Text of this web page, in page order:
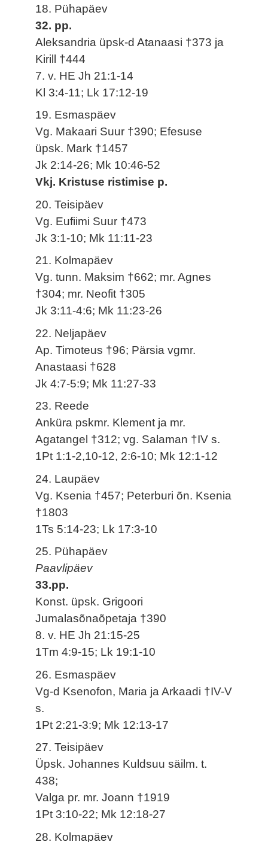
18. Pühapäev
32. pp.
Aleksandria üpsk-d Atanaasi †373 ja
Kirill †444
7. v. HE Jh 21:1-14
Kl 3:4-11; Lk 17:12-19
19. Esmaspäev
Vg. Makaari Suur †390; Efesuse
üpsk. Mark †1457
Jk 2:14-26; Mk 10:46-52
Vkj. Kristuse ristimise p.
20. Teisipäev
Vg. Eufiimi Suur †473
Jk 3:1-10; Mk 11:11-23
21. Kolmapäev
Vg. tunn. Maksim †662; mr. Agnes
†304; mr. Neofit †305
Jk 3:11-4:6; Mk 11:23-26
22. Neljapäev
Ap. Timoteus †96; Pärsia vgmr.
Anastaasi †628
Jk 4:7-5:9; Mk 11:27-33
23. Reede
Anküra pskmr. Klement ja mr.
Agatangel †312; vg. Salaman †IV s.
1Pt 1:1-2,10-12, 2:6-10; Mk 12:1-12
24. Laupäev
Vg. Ksenia †457; Peterburi õn. Ksenia
†1803
1Ts 5:14-23; Lk 17:3-10
25. Pühapäev
Paavlipäev
33.pp.
Konst. üpsk. Grigoori
Jumalasõnaõpetaja †390
8. v. HE Jh 21:15-25
1Tm 4:9-15; Lk 19:1-10
26. Esmaspäev
Vg-d Ksenofon, Maria ja Arkaadi †IV-V
s.
1Pt 2:21-3:9; Mk 12:13-17
27. Teisipäev
Üpsk. Johannes Kuldsuu säilm. t.
438;
Valga pr. mr. Joann †1919
1Pt 3:10-22; Mk 12:18-27
28. Kolmapäev